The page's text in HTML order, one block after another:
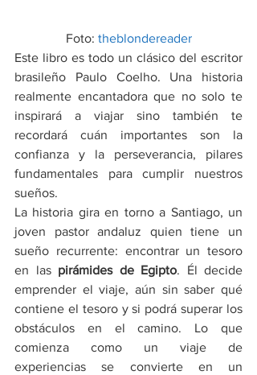
Foto: theblondereader
Este libro es todo un clásico del escritor
brasileño Paulo Coelho. Una historia
realmente encantadora que no solo te
inspirará a viajar sino también te
recordará cuán importantes son la
confianza y la perseverancia, pilares
fundamentales para cumplir nuestros
sueños.
La historia gira en torno a Santiago, un
joven pastor andaluz quien tiene un
sueño recurrente: encontrar un tesoro
en las pirámides de Egipto. Él decide
emprender el viaje, aún sin saber qué
contiene el tesoro y si podrá superar los
obstáculos en el camino. Lo que
comienza como un viaje de
experiencias se convierte en un